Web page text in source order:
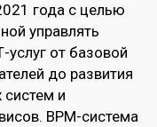
года с целью
управлять
от базовой
до развития
и
BPM-система